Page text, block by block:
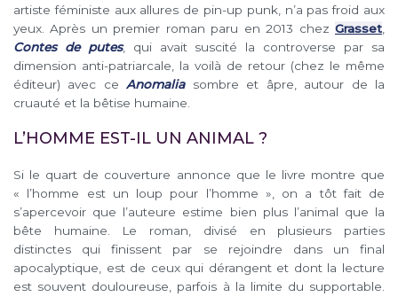
artiste féministe aux allures de pin-up punk, n’a pas froid aux
yeux. Après un premier roman paru en 2013 chez Grasset
Contes de putes, qui avait suscité la controverse par sa
dimension anti-patriarcale, la voilà de retour (chez le même
éditeur) avec ceAnomaliasombre et âpre, autour de la
cruauté et la bêtise humaine.
L’HOMME EST-IL UN ANIMAL ?
Si le quart de couverture annonce que le livre montre que
« l’homme est un loup pour l’homme », on a tôt fait de
s’apercevoir que l’auteure estime bien plus l’animal que la
bête humaine. Le roman, divisé en plusieurs parties
distinctes qui finissent par se rejoindre dans un final
apocalyptique, est de ceux qui dérangent et dont la lecture
est souvent douloureuse, parfois à la limite du supportable.